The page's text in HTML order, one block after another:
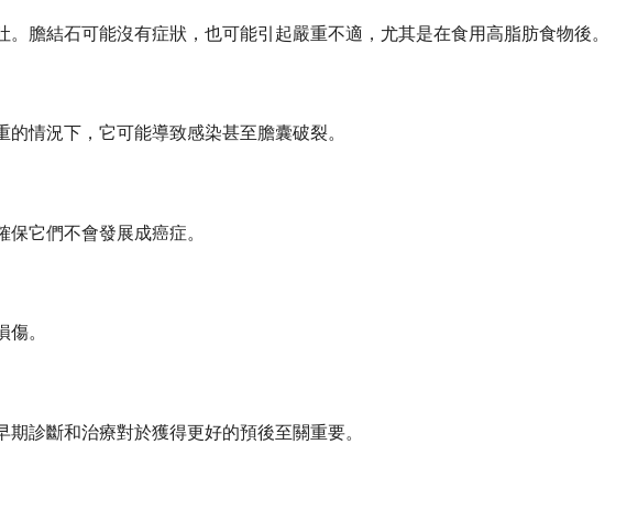
膽結石可能沒有症狀，也可能引起嚴重不適，尤其是在食用高脂肪食物後。
情況下，它可能導致感染甚至膽囊破裂。
它們不會發展成癌症。
。
診斷和治療對於獲得更好的預後至關重要。